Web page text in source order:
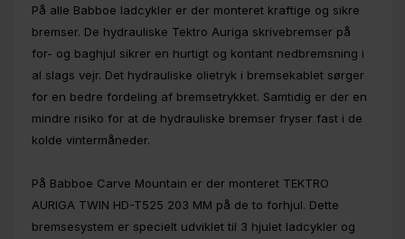
På alle Babboe ladcykler er der monteret kraftige og sikre
bremser. De hydrauliske Tektro Auriga skrivebremser på
for- og baghjul sikrer en hurtigt og kontant nedbremsning i
al slags vejr. Det hydrauliske olietryk i bremsekablet sørger
for en bedre fordeling af bremsetrykket. Samtidig er der en
mindre risiko for at de hydrauliske bremser fryser fast i de
kolde vintermåneder.
På Babboe Carve Mountain er der monteret TEKTRO
AURIGA TWIN HD-T525 203 MM på de to forhjul. Dette
bremsesystem er specielt udviklet til 3 hjulet ladcykler og